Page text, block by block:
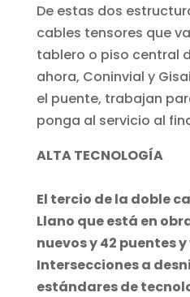
De estas dos
cables tensores que
tablero o piso central
ahora, Coninvial y
el puente, trabajan
ponga al servicio al
ALTA TECNOLOGÍA
El tercio de la doble
Llano que está en
nuevos y 42 puentes
Intersecciones a
estándares de